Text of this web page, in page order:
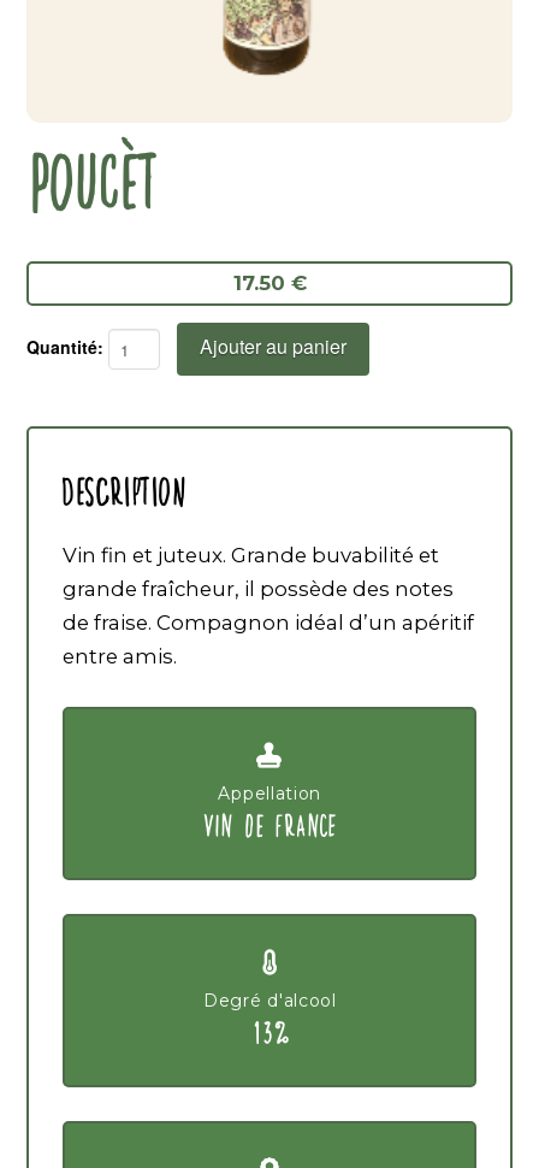
POUCÈT
17.50 €
Poucèt
Ajouter au panier
Description
Vin fin et juteux. Grande buvabilité et
grande fraîcheur, il possède des notes
de fraise. Compagnon idéal d’un apéritif
entre amis.
Appellation
VIN DE FRANCE
Degré d'alcool
13%